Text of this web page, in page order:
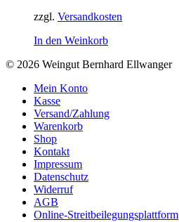
zzgl. Versandkosten
In den Weinkorb
© 2026 Weingut Bernhard Ellwanger
Mein Konto
Kasse
Versand/Zahlung
Warenkorb
Shop
Kontakt
Impressum
Datenschutz
Widerruf
AGB
Online-Streitbeilegungsplattform